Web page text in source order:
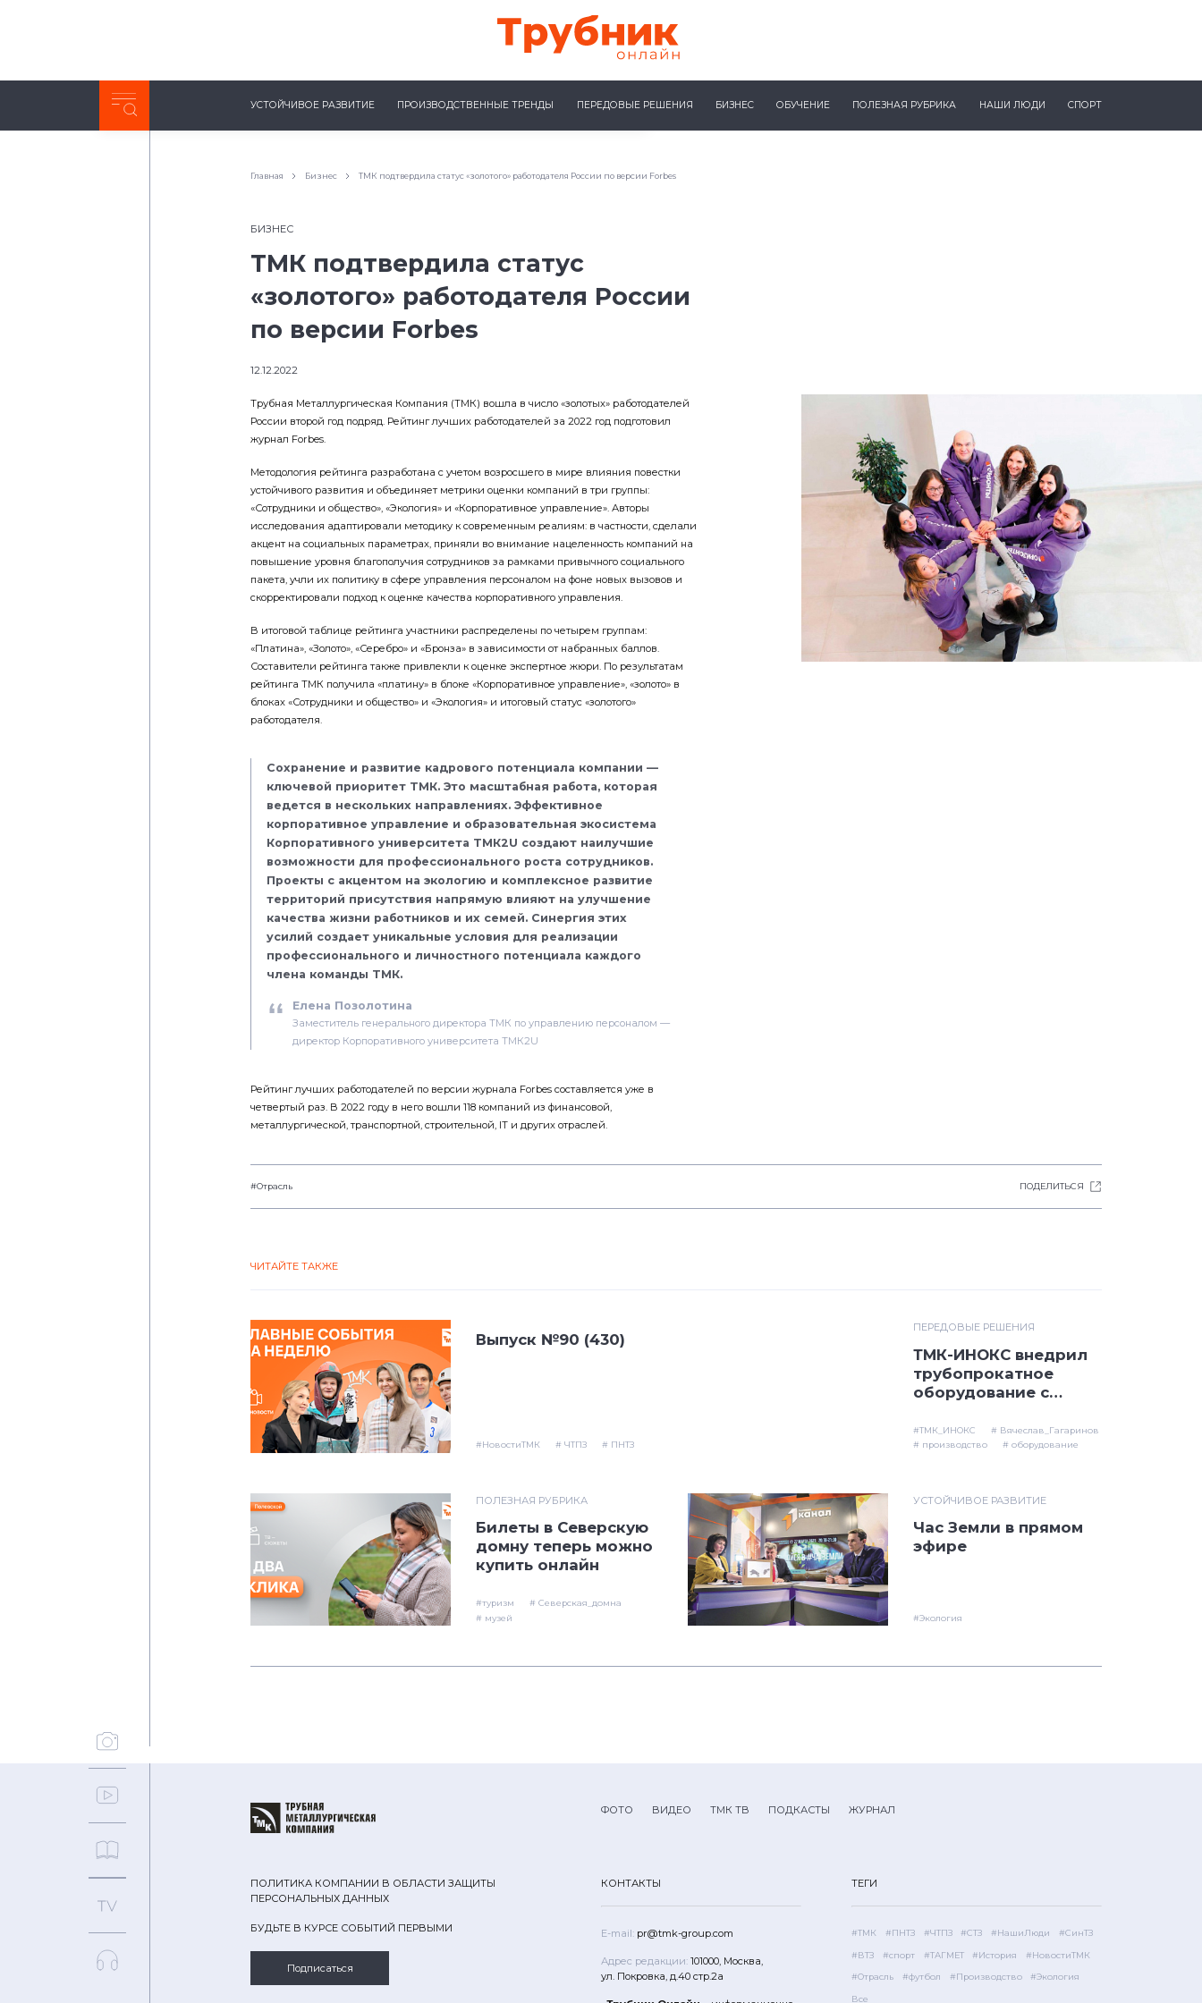
Неделя с ТМК. Выпуск №27 (225)
УСТОЙЧИВОЕ РАЗВИТИЕ ПРОИЗВОДСТВЕННЫЕ ТРЕНДЫ ПЕРЕДОВЫЕ РЕШЕНИЯ БИЗНЕС ОБУЧЕНИЕ ПОЛЕЗНАЯ РУБРИКА НАШИ ЛЮДИ СПОРТ
Главная Бизнес ТМК подтвердила статус «золотого» работодателя России по версии Forbes
БИЗНЕС
ТМК подтвердила статус
«золотого» работодателя России
по версии Forbes
12.12.2022
Трубная Металлургическая Компания (ТМК) вошла в число «золотых» работодателей
России второй год подряд. Рейтинг лучших работодателей за 2022 год подготовил
журнал Forbes.
Методология рейтинга разработана с учетом возросшего в мире влияния повестки
устойчивого развития и объединяет метрики оценки компаний в три группы:
«Сотрудники и общество», «Экология» и «Корпоративное управление». Авторы
исследования адаптировали методику к современным реалиям: в частности, сделали
акцент на социальных параметрах, приняли во внимание нацеленность компаний на
повышение уровня благополучия сотрудников за рамками привычного социального
пакета, учли их политику в сфере управления персоналом на фоне новых вызовов и
скорректировали подход к оценке качества корпоративного управления.
В итоговой таблице рейтинга участники распределены по четырем группам:
«Платина», «Золото», «Серебро» и «Бронза» в зависимости от набранных баллов.
Составители рейтинга также привлекли к оценке экспертное жюри. По результатам
рейтинга ТМК получила «платину» в блоке «Корпоративное управление», «золото» в
блоках «Сотрудники и общество» и «Экология» и итоговый статус «золотого»
работодателя.
Сохранение и развитие кадрового потенциала компании —
ключевой приоритет ТМК. Это масштабная работа, которая
ведется в нескольких направлениях. Эффективное
корпоративное управление и образовательная экосистема
Корпоративного университета ТМК2U создают наилучшие
возможности для профессионального роста сотрудников.
Проекты с акцентом на экологию и комплексное развитие
территорий присутствия напрямую влияют на улучшение
качества жизни работников и их семей. Синергия этих
усилий создает уникальные условия для реализации
профессионального и личностного потенциала каждого
члена команды ТМК.
Елена Позолотина
Заместитель генерального директора ТМК по управлению персоналом —
директор Корпоративного университета ТМК2U
Рейтинг лучших работодателей по версии журнала Forbes составляется уже в
четвертый раз. В 2022 году в него вошли 118 компаний из финансовой,
металлургической, транспортной, строительной, IT и других отраслей.
#Отрасль ПОДЕЛИТЬСЯ
ЧИТАЙТЕ ТАКЖЕ
Выпуск №90 (430)
#НовостиТМК # ЧТПЗ # ПНТЗ
ПЕРЕДОВЫЕ РЕШЕНИЯ
ТМК-ИНОКС внедрил
трубопрокатное
оборудование с
экологическими
характеристиками
#ТМК_ИНОКС
# Вячеслав_Гагаринов
# производство
# оборудование
ПОЛЕЗНАЯ РУБРИКА
Билеты в Северскую
домну теперь можно
купить онлайн
#туризм
# Северская_домна
# музей
УСТОЙЧИВОЕ РАЗВИТИЕ
Час Земли в прямом
эфире
#Экология
ФОТО ВИДЕО ТМК ТВ ПОДКАСТЫ ЖУРНАЛ
ПОЛИТИКА КОМПАНИИ В ОБЛАСТИ ЗАЩИТЫ
ПЕРСОНАЛЬНЫХ ДАННЫХ
БУДЬТЕ В КУРСЕ СОБЫТИЙ ПЕРВЫМИ
Подписаться
КОНТАКТЫ
E-mail: pr@tmk-group.com
Адрес редакции: 101000, Москва,
ул. Покровка, д.40 стр.2а
ТЕГИ
#ТМК #ПНТЗ #ЧТПЗ #СТЗ #НашиЛюди #СинТЗ
#ВТЗ #спорт #ТАГМЕТ #История #НовостиТМК
#Отрасль #футбол #Производство #Экология
Все